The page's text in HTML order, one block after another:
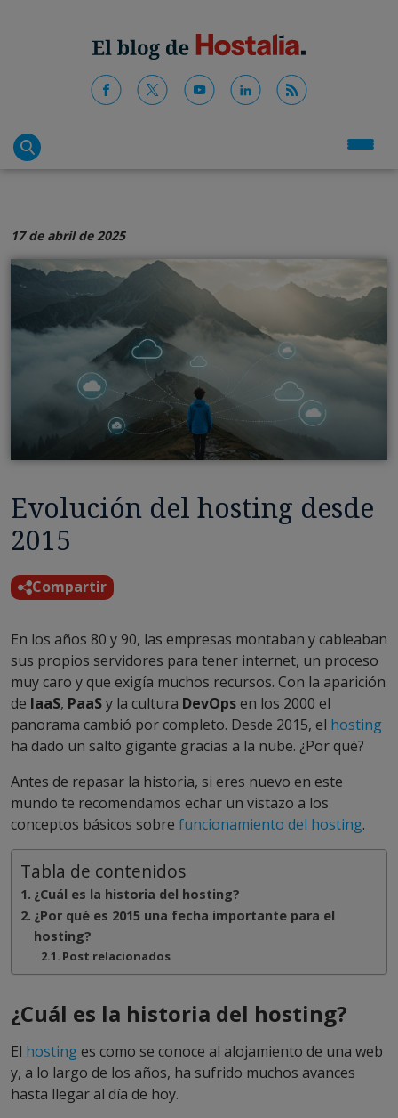
17 de abril de 2025
Evolución del hosting desde
2015
Compartir
En los años 80 y 90, las empresas montaban y cableaban
sus propios servidores para tener internet, un proceso
muy caro y que exigía muchos recursos. Con la aparición
de IaaS, PaaSy la cultura DevOpsen los 2000 el
panorama cambió por completo. Desde 2015, el hosting
ha dado un salto gigante gracias a la nube. ¿Por qué?
Antes de repasar la historia, si eres nuevo en este
mundo te recomendamos echar un vistazo a los
conceptos básicos sobre funcionamiento del hosting.
Tabla de contenidos
¿Cuál es la historia del hosting?
¿Por qué es 2015 una fecha importante para el
hosting?
Post relacionados
¿Cuál es la historia del hosting?
El hostinges como se conoce al alojamiento de una web
y, a lo largo de los años, ha sufrido muchos avances
hasta llegar al día de hoy.